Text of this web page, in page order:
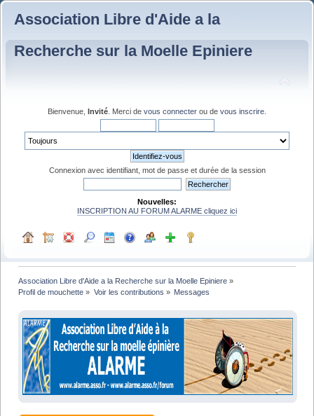
Association Libre d'Aide a la
Recherche sur la Moelle Epiniere
Bienvenue, Invité . Merci de vous connecter ou de vous inscrire
Connexion avec identifiant, mot de passe et durée de la session
Nouvelles:
INSCRIPTION AU FORUM ALARME cliquez ici
Association Libre d'Aide a la Recherche sur la Moelle Epiniere »
Profil de mouchette » Voir les contributions » Messages